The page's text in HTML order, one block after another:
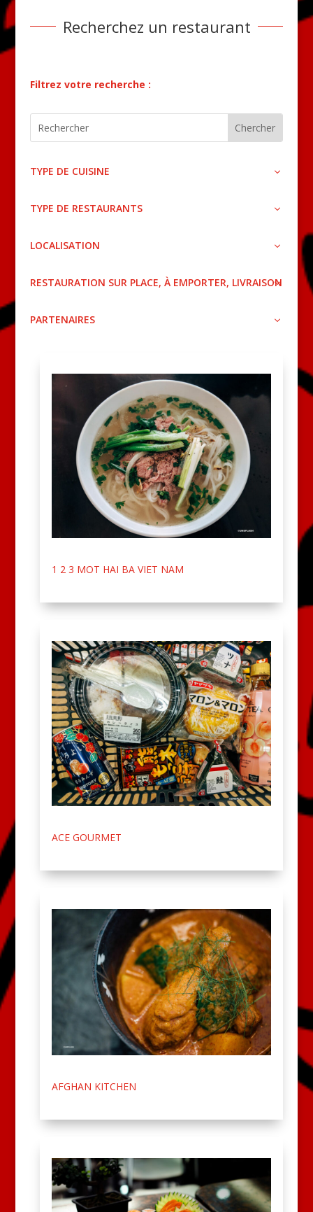
Recherchez un restaurant
Filtrez votre recherche :
TYPE DE CUISINE
TYPE DE RESTAURANTS
LOCALISATION
RESTAURATION SUR PLACE, À EMPORTER, LIVRAISON
PARTENAIRES
1 2 3 MOT HAI BA VIET NAM
ACE GOURMET
AFGHAN KITCHEN